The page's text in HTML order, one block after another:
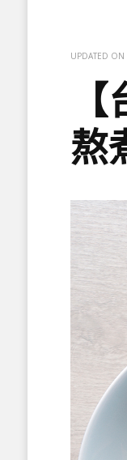
UPDATED ON
熬